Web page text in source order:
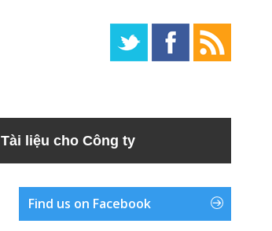
Tài liệu cho Công ty
Find us on Facebook